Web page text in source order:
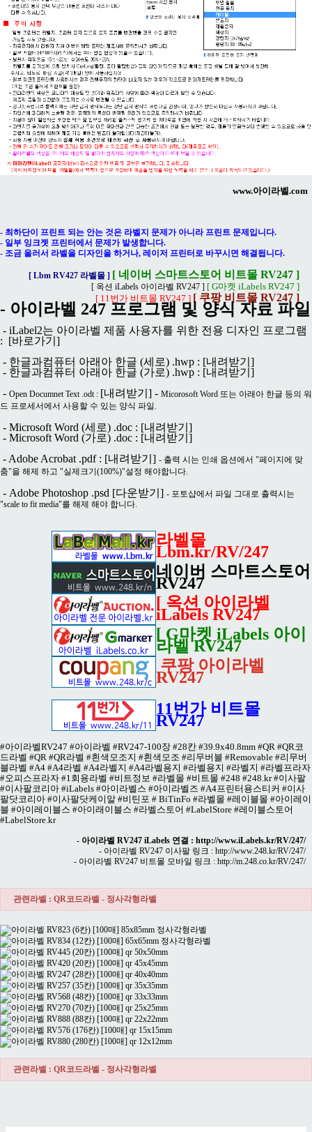
www.아이라벨.com
- 최하단이 프린트 되는 안는 것은 라벨지 문제가 아니라 프린트 문제입니다.
- 일부 잉크젯 프린터에서 문제가 발생합니다.
- 조금 올러서 라벨을 디자인을 하거나, 레이저 프린터로 바꾸시면 해결됩니다.
[ Lbm RV427 라벨몰 ] [ 네이버 스마트스토어 비트몰 RV247 ]
[ 옥션 iLabels 아이라벨 RV247 ] [ G마켓 iLabels RV247 ]
[ 11번가 비트몰 RV247 ] [ 쿠팡 비트몰 RV247 ]
- 아이라벨 247 프로그램 및 양식 자료 파일
- iLabel2는 아이라벨 제품 사용자를 위한 전용 디자인 프로그램
: [바로가기]
- 한글과컴퓨터 아래아 한글 (세로) .hwp : [내려받기]
- 한글과컴퓨터 아래아 한글 (가로) .hwp : [내려받기]
- Open Documnet Text .odt : [내려받기] - Micorosoft Word 또는 아래아 한글 등의 워
드 프로세서에서 사용할 수 있는 양식 파일.
- Microsoft Word (세로) .doc : [내려받기]
- Microsoft Word (가로) .doc : [내려받기]
- Adobe Acrobat .pdf : [내려받기] - 출력 시는 인쇄 옵션에서 "페이지에 맞
춤"을 해제 하고 "실제크기(100%)"설정 해야합니다.
- Adobe Photoshop .psd [다운받기] - 포토샵에서 파일 그대로 출력시는
"scale to fit media"를 해제 해야 합니다.
라벨몰
Lbm.kr/RV/247
네이버 스마트스토어
RV247
[ 옥션 아이라벨
iLabels RV247
[ G마켓 iLabels 아이
라벨 RV247
쿠팡 아이라벨
RV247
11번가 비트몰
RV247
#아이라벨RV247 #아이라벨 #RV247-100장 #28칸 #39.9x40.8mm #QR #QR코
드라벨 #QR #QR라벨 #흰색모조지 #흰색모조 #리무버블 #Removable #리무버
블라벨 #A4 #A4라벨 #A4라벨지 #A4라벨용지 #라벨용지 #라벨지 #라벨프라자
#오피스프라자 #1회용라벨 #비트정보 #라벨몰 #비트몰 #248 #248.kr #이사팔
#이사팔코리아 #iLabels #아이라벨스 #아이라벨즈 #A4프린터용스티커 #이사
팔닷코리아 #이사팔닷케이알 #비틴포 # BiTinFo #라벨몰 #레이블몰 #아이레이
블 #아이레이블스 #아이래이블스 #라벨스토어 #LabelStore #레이블스토어
#LabelStore.kr
- 아이라벨 RV247 iLabels 연결 : http://www.iLabels.kr/RV/247/
- 아이라벨 RV247 이사팔 링크 : http://www.248.kr/RV/247/
- 아이라벨 RV247 비트몰 모바일 링크 : http://m.248.co.kr/RV/247/
관련라벨 : QR코드라벨 - 정사각형라벨
관련라벨 : QR코드라벨 - 정사각형라벨